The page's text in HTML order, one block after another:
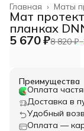
Маты
Главная ›
Мат
планках
5 670 ₽8 820 ₽−
Преимущества
Оплата
Доставка в
Удобный
Оплата —